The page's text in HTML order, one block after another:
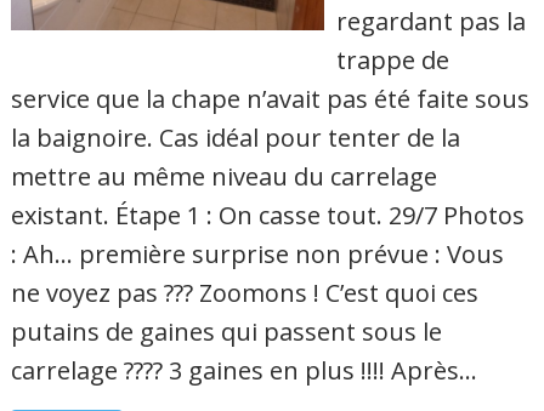
regardant pas la
trappe de
service que la chape n’avait pas été faite sous
la baignoire. Cas idéal pour tenter de la
mettre au même niveau du carrelage
existant. Étape 1 : On casse tout. 29/7 Photos
: Ah… première surprise non prévue : Vous
ne voyez pas ??? Zoomons ! C’est quoi ces
putains de gaines qui passent sous le
carrelage ???? 3 gaines en plus !!!! Après…